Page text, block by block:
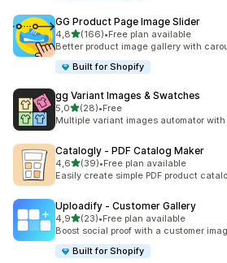
GG Product Page Image Slider
4,8av 5 stjerner
(166)
Totalt 166 omtaler
•Free plan available
Better product image gallery with
Built for Shopify
gg Variant Images & Swatches
5,0av 5 stjerner
(28)
Totalt 28 omtaler
•Free
Multiple variant images automator
Catalogly ‑ PDF Catalog Maker
4,6av 5 stjerner
(39)
Totalt 39 omtaler
•Free plan available
Easily create simple PDF product
Uploadify ‑ Customer Gallery
4,9av 5 stjerner
(23)
Totalt 23 omtaler
•Free plan available
Boost social proof with a customer
Built for Shopify